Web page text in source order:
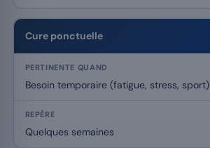
Cure ponctuelle
Besoin temporaire (fatigue, stress, sport)
Quelques semaines